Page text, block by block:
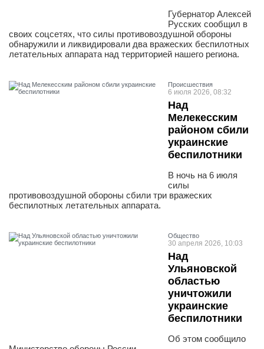
Губернатор Алексей
Русских сообщил в
своих соцсетях, что силы противовоздушной обороны
обнаружили и ликвидировали два вражеских беспилотных
летательных аппарата над территорией нашего региона.
Проиcшествия
6 июля 2026, 08:32
Над
Мелекесским
районом сбили
украинские
беспилотники
В ночь на 6 июля
силы
противовоздушной обороны сбили три вражеских
беспилотных летательных аппарата.
Общество
30 апреля 2026, 10:03
Над
Ульяновской
областью
уничтожили
украинские
беспилотники
Об этом сообщило